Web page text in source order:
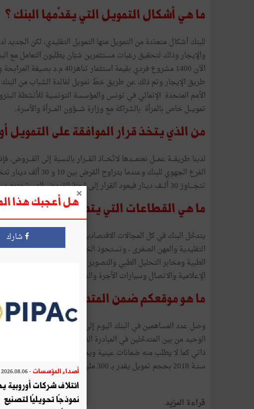
ما هي أشكال التمويل التي يقدّمها البنك ؟
للبنك أشكال متعدّدة من التمويل منها التمويل التقليدي، لكن الجديد
والإيجار وذلك لتحقيق رغبات مستثمرين شبّان يطلبون التعامل مع
طريق الإيجار وتم ذلك عن طريق خطّ تمويل لفائدة الشباب من البنك
الأمم المتحدة الإنمائي في تونس والمؤسسة التونسية للأنشطة
تمويـــل خاص بالمرأة بالشراكة مع وزارة شـــؤون المـــرأة والأسرة.
من الذي يتخذ قرار الموافقة على التمويل
الفرع الجهوي للبنك
تتجــــاوز 30 ألـــف دينار فيعود القرار إلى لجنة القروض التي تجتمع مرة في الأسبوع.
ما هي القطاعات التي يتدخّل فيها البنك ؟
يتدخّل البنك في كل المجالات الاقتصادية وفي كافة الجهات فهو
التقليدية
الطبية ومخابر التحليل الطبي والتصوير بالأشعة ومكاتب
الإعلامية والاتصال وسيارات الأجرة والنقل الريفي ....
ما هو موقعكم ضمن المتدخّلين في مجال
وصل عدد المساهمين في البنك
الوحيد من بين المتدخّلين في المبادرة الفردية الخاصة بالشباب
سنــة 2018 بحجم تمويل يقدر بـ 300 مليون دينار.
قراءة المزيد
هل أعجبك هذا
شارك
أصداء المؤسسات - 2026.08.06
ائتلاف شركات أوروبية
نموذجًا تحويليًا لتصنيع